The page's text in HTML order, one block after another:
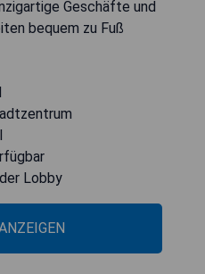
Geschäfte und
bequem zu Fuß
Lobby